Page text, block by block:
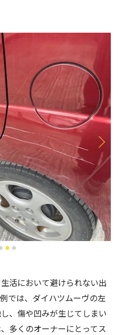
活において避けられない出
では、ダイハツムーヴの左
、傷や凹みが生じてしまい
多くのオーナーにとってス